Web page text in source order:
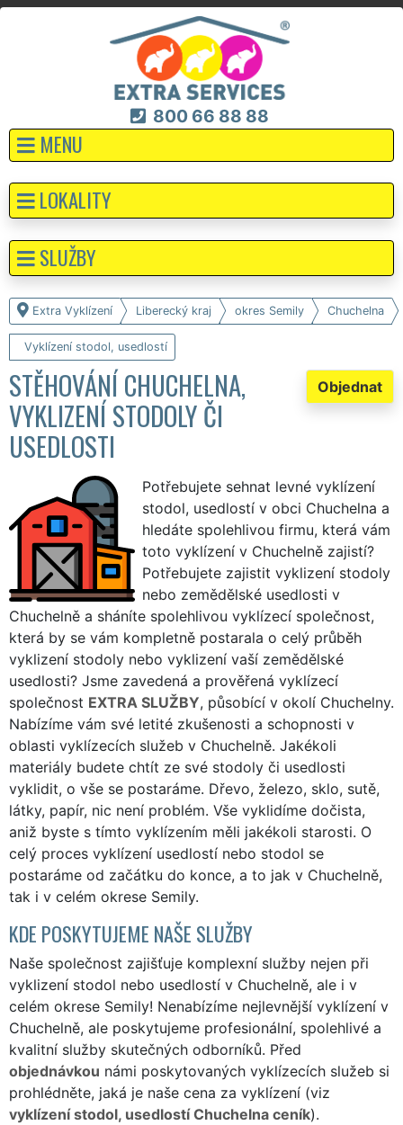
800 66 88 88
MENU
Extra Vyklízení Liberecký kraj okres Semily Chuchelna
Vyklízení stodol, usedlostí
Objednat
STĚHOVÁNÍ CHUCHELNA,
VYKLIZENÍ STODOLY ČI
USEDLOSTI
Potřebujete sehnat levné vyklízení
stodol, usedlostí v obci Chuchelna a
hledáte spolehlivou firmu, která vám
toto vyklízení v Chuchelně zajistí?
Potřebujete zajistit vyklizení stodoly
nebo zemědělské usedlosti v
Chuchelně a sháníte spolehlivou vyklízecí společnost,
která by se vám kompletně postarala o celý průběh
vyklizení stodoly nebo vyklizení vaší zemědělské
usedlosti? Jsme zavedená a prověřená vyklízecí
společnost EXTRA SLUŽBY, působící v okolí Chuchelny.
Nabízíme vám své letité zkušenosti a schopnosti v
oblasti vyklízecích služeb v Chuchelně. Jakékoli
materiály budete chtít ze své stodoly či usedlosti
vyklidit, o vše se postaráme. Dřevo, železo, sklo, sutě,
látky, papír, nic není problém. Vše vyklidíme dočista,
aniž byste s tímto vyklízením měli jakékoli starosti. O
celý proces vyklízení usedlostí nebo stodol se
postaráme od začátku do konce, a to jak v Chuchelně,
tak i v celém okrese Semily.
KDE POSKYTUJEME NAŠE SLUŽBY
Naše společnost zajišťuje komplexní služby nejen při
vyklizení stodol nebo usedlostí v Chuchelně, ale i v
celém okrese Semily! Nenabízíme nejlevnější vyklízení v
Chuchelně, ale poskytujeme profesionální, spolehlivé a
kvalitní služby skutečných odborníků. Před
objednávkou námi poskytovaných vyklízecích služeb si
prohlédněte, jaká je naše cena za vyklízení (viz
vyklízení stodol, usedlostí Chuchelna ceník).
LOKALITY
SLUŽBY